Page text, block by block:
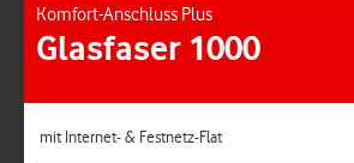
Komfort-Anschluss Plus
Glasfaser 1000
mit Internet- & Festnetz-Flat